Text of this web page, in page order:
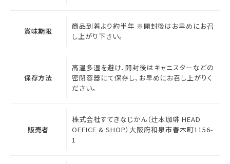
賞味期限
商品到着より約半年 ※開封後はお早めにお召
し上がり下さい。
保存方法
高温多湿を避け、開封後はキャニスターなどの
密閉容器にて保存し、お早めにお召し上がりく
ださい。
販売者
株式会社すてきなじかん（辻本珈琲 HEAD
OFFICE & SHOP）大阪府和泉市春木町1156-
1